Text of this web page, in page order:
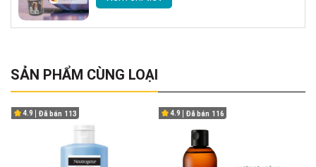
SẢN PHẨM CÙNG LOẠI
4.9 Đã bán 113 4.9 Đã bán 116